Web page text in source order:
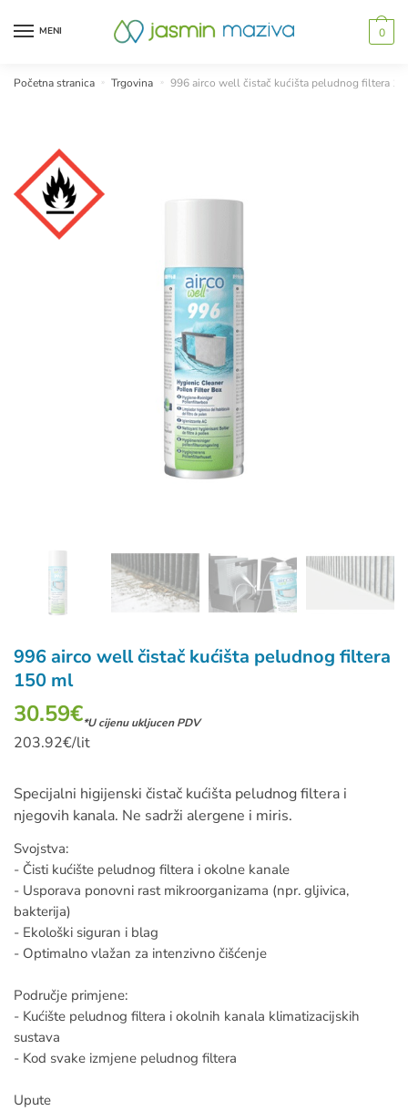
MENI 0
Početna stranica » Trgovina » 996 airco well čistač kućišta peludnog filtera
996 airco well čistač kućišta peludnog filtera
150 ml
30.59€*U cijenu ukljucen PDV
203.92€/lit
Specijalni higijenski čistač kućišta peludnog filtera i
njegovih kanala. Ne sadrži alergene i miris.
Svojstva:
- Čisti kućište peludnog filtera i okolne kanale
- Usporava ponovni rast mikroorganizama (npr. gljivica,
bakterija)
- Ekološki siguran i blag
- Optimalno vlažan za intenzivno čišćenje
Područje primjene:
- Kućište peludnog filtera i okolnih kanala klimatizacijskih
sustava
- Kod svake izmjene peludnog filtera
Upute